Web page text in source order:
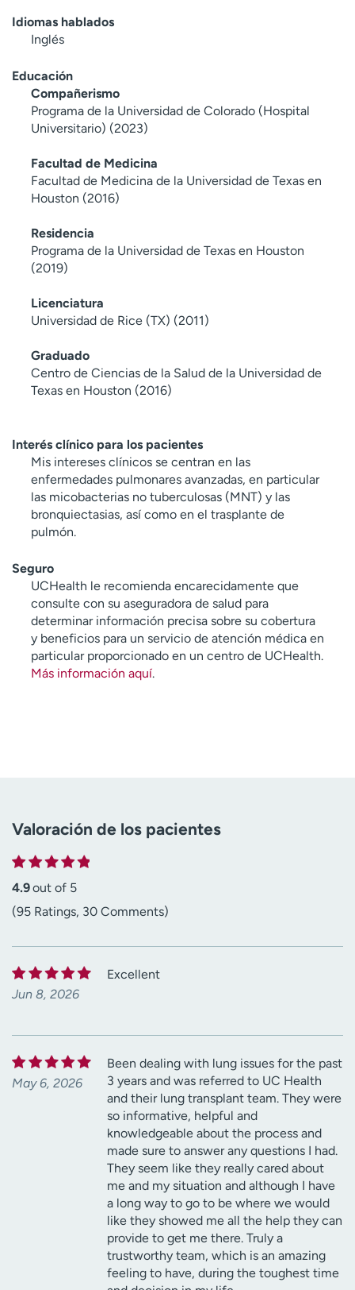
Idiomas hablados
Inglés
Educación
Compañerismo
Programa de la Universidad de Colorado (Hospital
Universitario) (2023)
Facultad de Medicina
Facultad de Medicina de la Universidad de Texas en
Houston (2016)
Residencia
Programa de la Universidad de Texas en Houston
(2019)
Licenciatura
Universidad de Rice (TX) (2011)
Graduado
Centro de Ciencias de la Salud de la Universidad de
Texas en Houston (2016)
Interés clínico para los pacientes
Mis intereses clínicos se centran en las
enfermedades pulmonares avanzadas, en particular
las micobacterias no tuberculosas (MNT) y las
bronquiectasias, así como en el trasplante de
pulmón.
Seguro
UCHealth le recomienda encarecidamente que
consulte con su aseguradora de salud para
determinar información precisa sobre su cobertura
y beneficios para un servicio de atención médica en
particular proporcionado en un centro de UCHealth.
Más información aquí.
Valoración de los pacientes
4.9out of 5
(95 Ratings, 30 Comments)
Jun 8, 2026
Excellent
May 6, 2026
Been dealing with lung issues for the past
3 years and was referred to UC Health
and their lung transplant team. They were
so informative, helpful and
knowledgeable about the process and
made sure to answer any questions I had.
They seem like they really cared about
me and my situation and although I have
a long way to go to be where we would
like they showed me all the help they can
provide to get me there. Truly a
trustworthy team, which is an amazing
feeling to have, during the toughest time